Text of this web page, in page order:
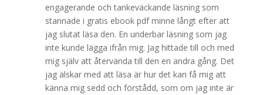
engagerande och tankeväckande läsning som
stannade i gratis ebook pdf minne långt efter att
jag slutat läsa den. En underbar läsning som jag
inte kunde lägga ifrån mig. Jag hittade till och med
mig själv att återvända till den en andra gång. Det
jag älskar med att läsa är hur det kan få mig att
känna mig sedd och förstådd, som om jag inte är